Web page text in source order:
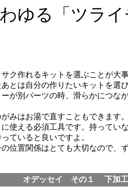
ゆる「ツラ
サク作れるキットを選ぶことが
あとは自分の作りたいキットを
ーが別パーツの時、滑らかにつ
がみはお湯で直すこともできま
に使える必須工具です。持ってい
ていると良いですよ。
の位置関係はとても大切なので、
オデッセイ その１ 下加工